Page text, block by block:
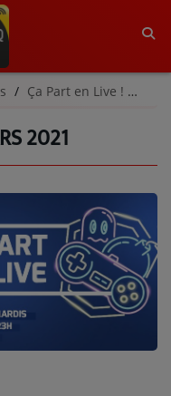
Ça Part en Live ! | Archives
2021